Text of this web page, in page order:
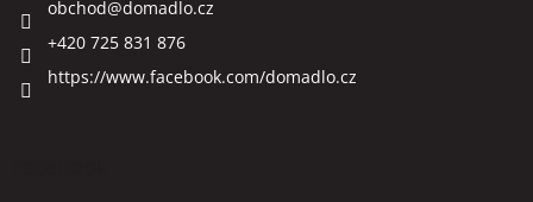
obchod@domadlo.cz
+420 725 831 876
https://www.facebook.com/domadlo.cz